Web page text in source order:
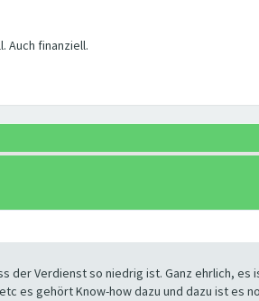
Auch finanziell.
der Verdienst so niedrig ist. Ganz ehrlich, es
es gehört Know-how dazu und dazu ist es